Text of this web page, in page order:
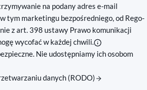
na podany adres e-mail
tym marketingu bezpośredniego, od Rego-
z art. 398 ustawy Prawo komunikacji
wycofać w każdej chwili.
Nie udostępniamy ich osobom
danych (RODO)